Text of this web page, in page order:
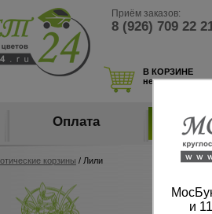
и
Приём заказов:
8 (926) 709 22
В КОРЗИНЕ
нет товаров
Оплата
корзины / Лили